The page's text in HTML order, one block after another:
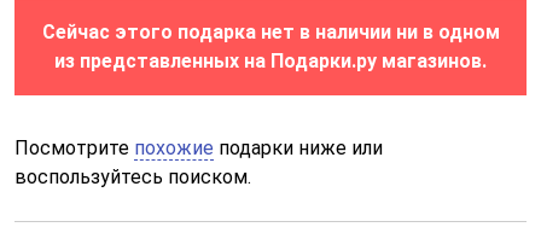
Сейчас этого подарка нет в наличии ни в одном
из представленных на Подарки.ру магазинов.
Посмотрите похожие подарки ниже или
воспользуйтесь поиском.